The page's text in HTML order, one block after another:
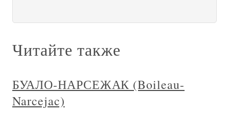
Читайте также
БУАЛО-НАРСЕЖАК (Boileau-
Narcejac)